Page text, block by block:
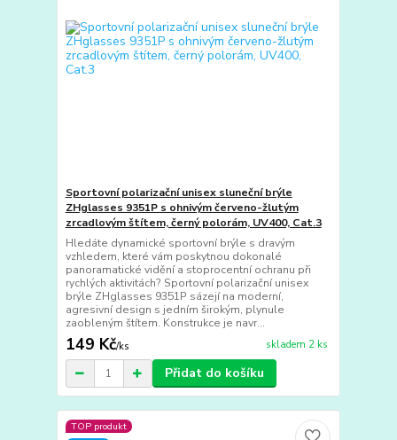
Sportovní polarizační unisex sluneční brýle
ZHglasses 9351P s ohnivým červeno-žlutým
zrcadlovým štítem, černý polorám, UV400, Cat.3
Hledáte dynamické sportovní brýle s dravým
vzhledem, které vám poskytnou dokonalé
panoramatické vidění a stoprocentní ochranu při
rychlých aktivitách? Sportovní polarizační unisex
brýle ZHglasses 9351P sázejí na moderní,
agresivní design s jedním širokým, plynule
zaobleným štítem. Konstrukce je navr...
149 Kč/ks skladem 2 ks
Přidat do košíku
TOP produkt